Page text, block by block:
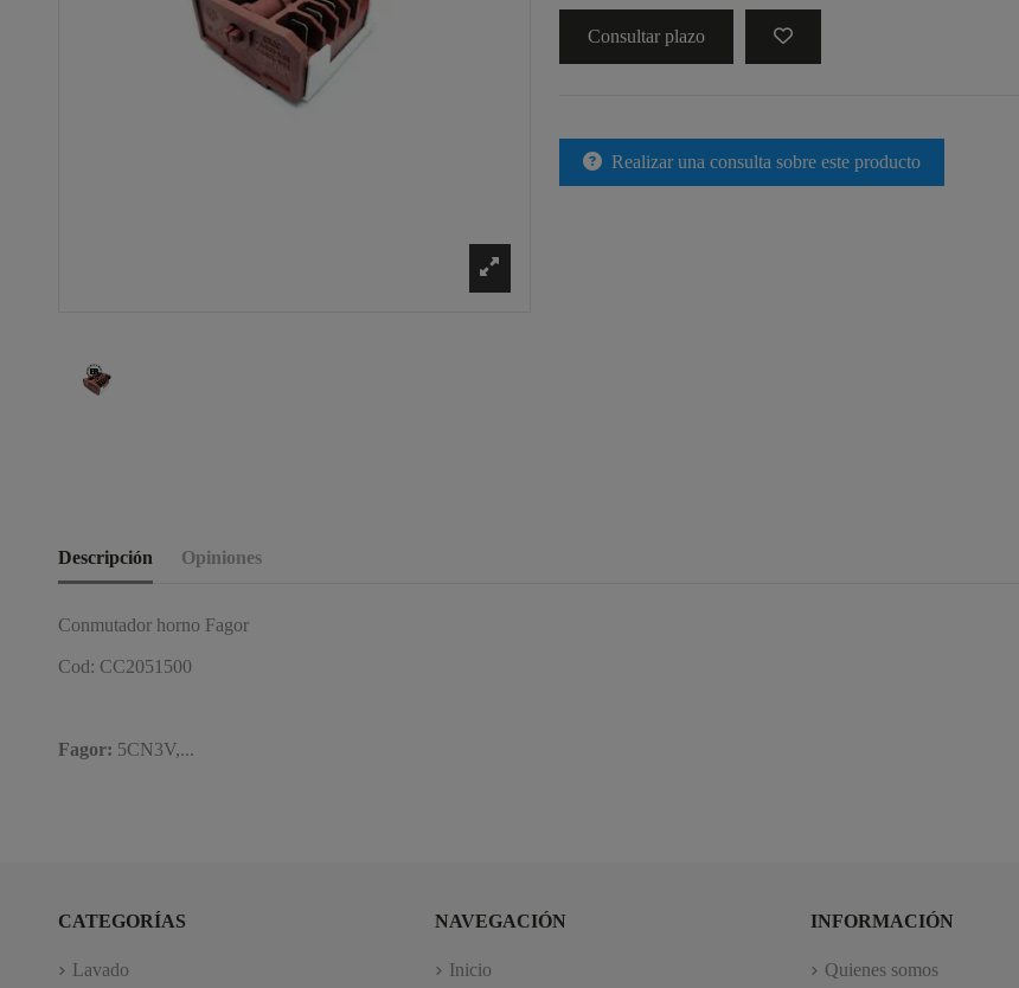
Consultar plazo
Realizar una consulta sobre este producto
Descripción Opiniones
Conmutador horno Fagor
Cod: CC2051500
Fagor: 5CN3V,...
CATEGORÍAS
Lavado
NAVEGACIÓN
Inicio
INFORMACIÓN
Quienes somos